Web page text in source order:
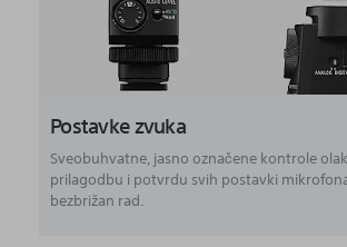
Postavke zvuka
Sveobuhvatne, jasno označene kontrole
prilagodbu i potvrdu svih postavki
bezbrižan rad.